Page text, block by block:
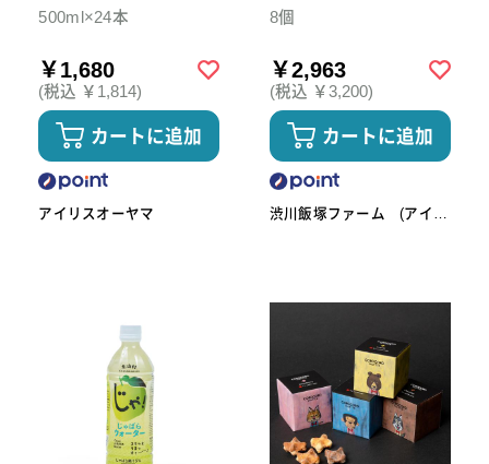
500ml×24本
￥1,680
(税込 ￥1,814)
カートに追加
アイリスオーヤマ
8個
￥2,963
(税込 ￥3,200)
カートに追加
渋川飯塚ファーム (アイス